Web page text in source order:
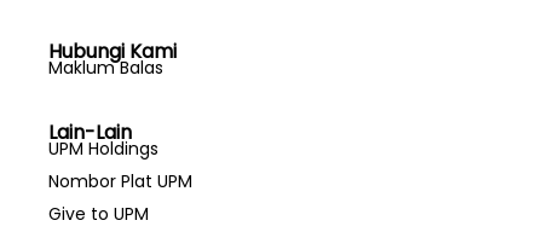
Hubungi Kami
Maklum Balas
Lain-Lain
UPM Holdings
Nombor Plat UPM
Give to UPM